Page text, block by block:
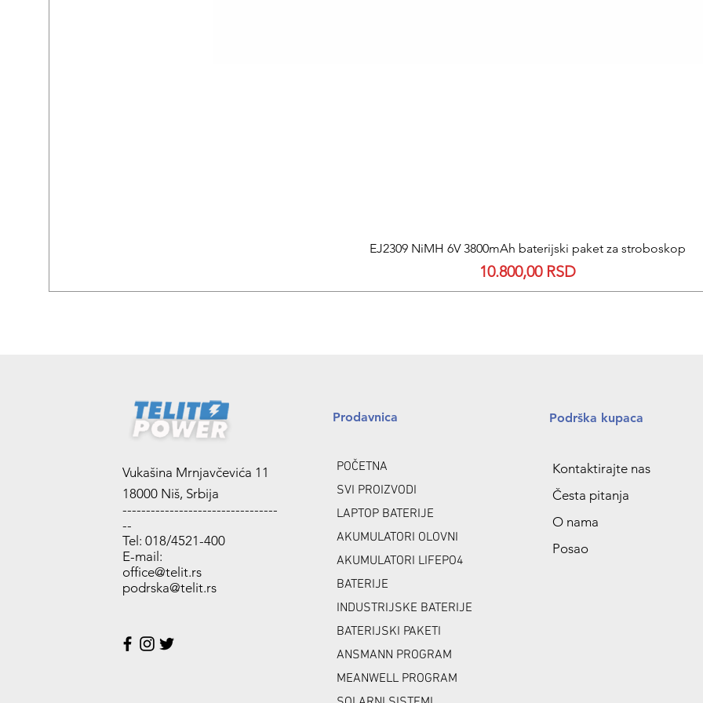
Quick View
EJ2309 NiMH 6V 3800mAh baterijski paket za stroboskop
Price
10.800,00 RSD
Vukašina Mrnjavčevića 11
18000 Niš, Srbija
---------------------------------
--
Tel: 018/4521-400
E-mail:
office@telit.rs
podrska@telit.rs
Prodavnica
POČETNA
SVI PROIZVODI
LAPTOP BATERIJE
AKUMULATORI OLOVNI
AKUMULATORI LIFEPO4
BATERIJE
INDUSTRIJSKE BATERIJE
BATERIJSKI PAKETI
ANSMANN PROGRAM
MEANWELL PROGRAM
Podrška kupaca
Kontaktirajte nas
Česta pitanja
O nama
Posao